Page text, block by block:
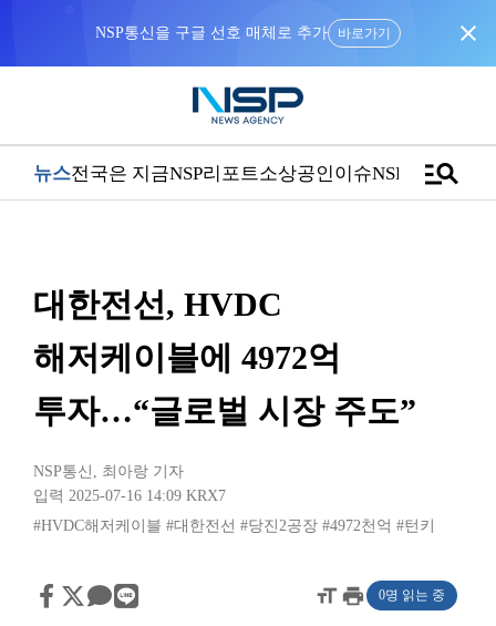
NSP통신을 구글 선호 매체로 추가 바로가기 close
뉴스전국은 지금NSP리포트소상공인이슈NSPTVmanage_search
대한전선, HVDC
해저케이블에 4972억
투자…“글로벌 시장 주도”
NSP통신 , 최아랑 기자
입력 2025-07-16 14:09 KRX7
#HVDC해저케이블 #대한전선 #당진2공장 #4972천억 #턴키
format_sizeprint 0명 읽는 중